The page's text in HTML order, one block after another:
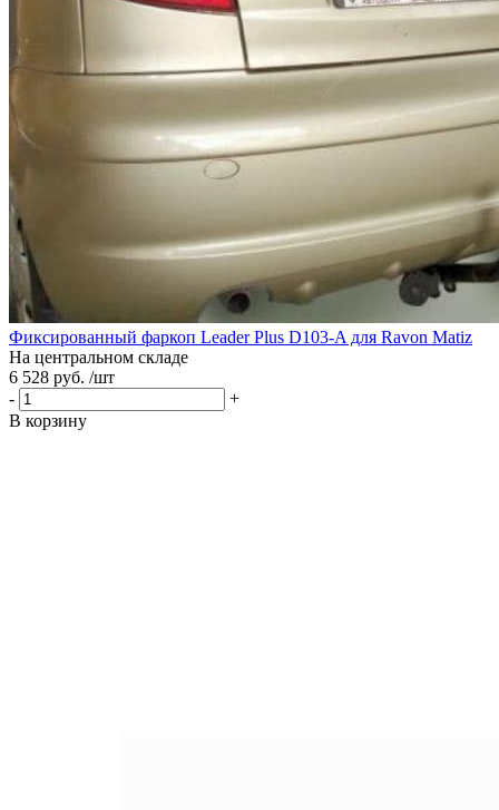
Фиксированный фаркоп Leader Plus D103-A для Ravon Matiz
На центральном складе
6 528 руб. /шт
-
+
В корзину